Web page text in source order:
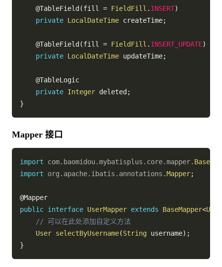
@TableField (fill = FieldFill . INSERT)
private LocalDateTime createTime;
@TableField (fill = FieldFill . INSERT_UPDATE)
private LocalDateTime updateTime;
@TableLogic
private Integer deleted ;
}
Mapper 接口
import com. baomidou.mybatisplus . core.mapper.
import
org . apache. ibatis . annotations .Mapper;
@Mapper
public interface UserMapper extends BaseMapper<User
// 可以在此处添加自定义方法
User selectByUsername(String username) ;
}